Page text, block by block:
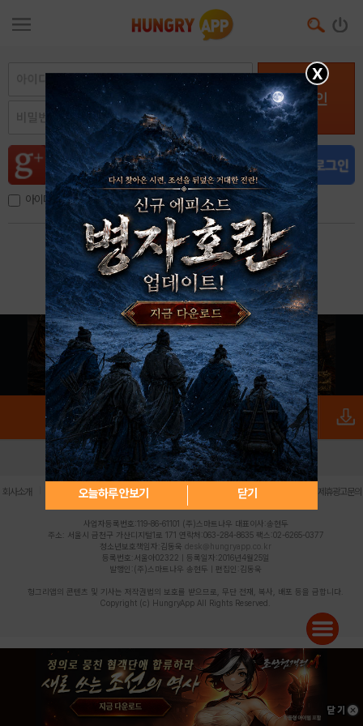
로그인
아이디, 이메일 저장
아이디 / 비밀번호 찾기 회원가입
X
오늘하루 안보기 닫기
로그인 PC버전 전체앱
회사소개 | 개인정보 처리방침 불법촬영물 신고센터 제휴광고문의
사업자등록번호:119-86-61101 (주)스마트나우 대표이사:송현두
주소: 서울시 금천구 가산디지털1로 171 연락처:063-284-8635 팩스:02-6265-0377
청소년보호책임자:김동욱 desk@hungryapp.co.kr
등록번호:서울아02322 | 등록일자:2016년4월25일
발행인:(주)스마트나우 송현두 | 편집인:김동욱
헝그리앱의 콘텐츠 및 기사는 저작권법의 보호를 받으므로, 무단 전재, 복사, 배포 등을 금합니다.
Copyright (c) HungryApp All Rights Reserved.